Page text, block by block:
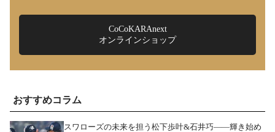
CoCoKARAnext
オンラインショップ
おすすめコラム
スワローズの未来を担う松下歩叶&石井巧――輝き始め